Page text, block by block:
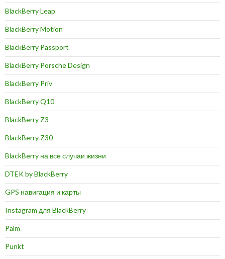
BlackBerry Leap
BlackBerry Motion
BlackBerry Passport
BlackBerry Porsche Design
BlackBerry Priv
BlackBerry Q10
BlackBerry Z3
BlackBerry Z30
BlackBerry на все случаи жизни
DTEK by BlackBerry
GPS навигация и карты
Instagram для BlackBerry
Palm
Punkt